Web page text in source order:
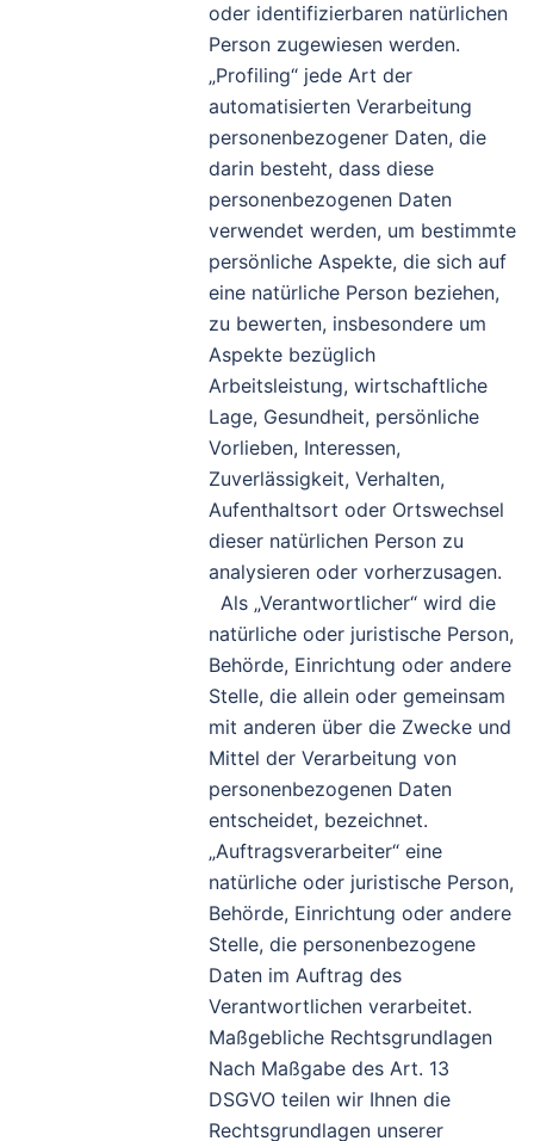
oder identifizierbaren natürlichen
Person zugewiesen werden.
„Profiling“ jede Art der
automatisierten Verarbeitung
personenbezogener Daten, die
darin besteht, dass diese
personenbezogenen Daten
verwendet werden, um bestimmte
persönliche Aspekte, die sich auf
eine natürliche Person beziehen,
zu bewerten, insbesondere um
Aspekte bezüglich
Arbeitsleistung, wirtschaftliche
Lage, Gesundheit, persönliche
Vorlieben, Interessen,
Zuverlässigkeit, Verhalten,
Aufenthaltsort oder Ortswechsel
dieser natürlichen Person zu
analysieren oder vorherzusagen.
Als „Verantwortlicher“ wird die
natürliche oder juristische Person,
Behörde, Einrichtung oder andere
Stelle, die allein oder gemeinsam
mit anderen über die Zwecke und
Mittel der Verarbeitung von
personenbezogenen Daten
entscheidet, bezeichnet.
„Auftragsverarbeiter“ eine
natürliche oder juristische Person,
Behörde, Einrichtung oder andere
Stelle, die personenbezogene
Daten im Auftrag des
Verantwortlichen verarbeitet.
Maßgebliche Rechtsgrundlagen
Nach Maßgabe des Art. 13
DSGVO teilen wir Ihnen die
Rechtsgrundlagen unserer